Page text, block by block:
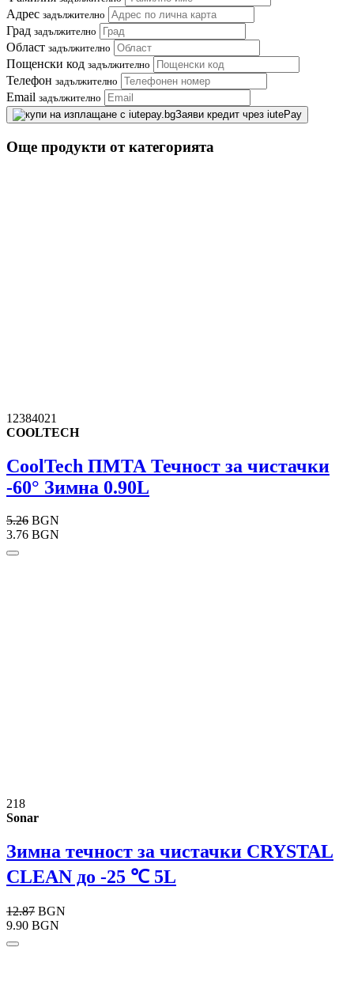
Адрес задължително
Град задължително
Област задължително
Пощенски код задължително
Телефон задължително
Email задължително
Заяви кредит чрез iutePay
Още продукти от категорията
12384021
COOLTECH
CoolTech ПМТА Течност за чистачки
-60° Зимна 0.90L
5.26 BGN
3.76 BGN
218
Sonar
Зимна течност за чистачки CRYSTAL
CLEAN до -25 ℃ 5L
12.87 BGN
9.90 BGN